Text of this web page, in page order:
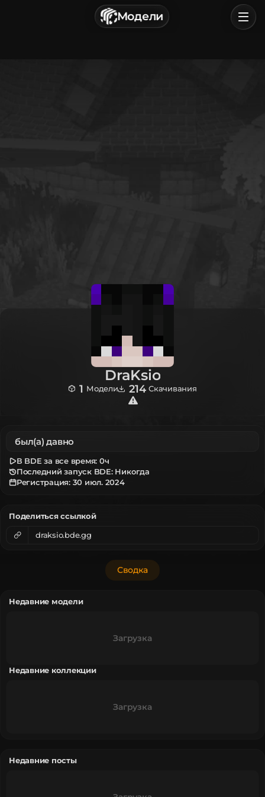
Модели
Политика конфиденциальности
DraKsio
1 Модели 214 Скачивания
был(а) давно
В BDE за все время: 0ч
Последний запуск BDE: Никогда
Регистрация: 30 июл. 2024
Поделиться ссылкой
draksio.bde.gg
Сводка
Недавние модели
Загрузка
Недавние коллекции
Загрузка
Недавние посты